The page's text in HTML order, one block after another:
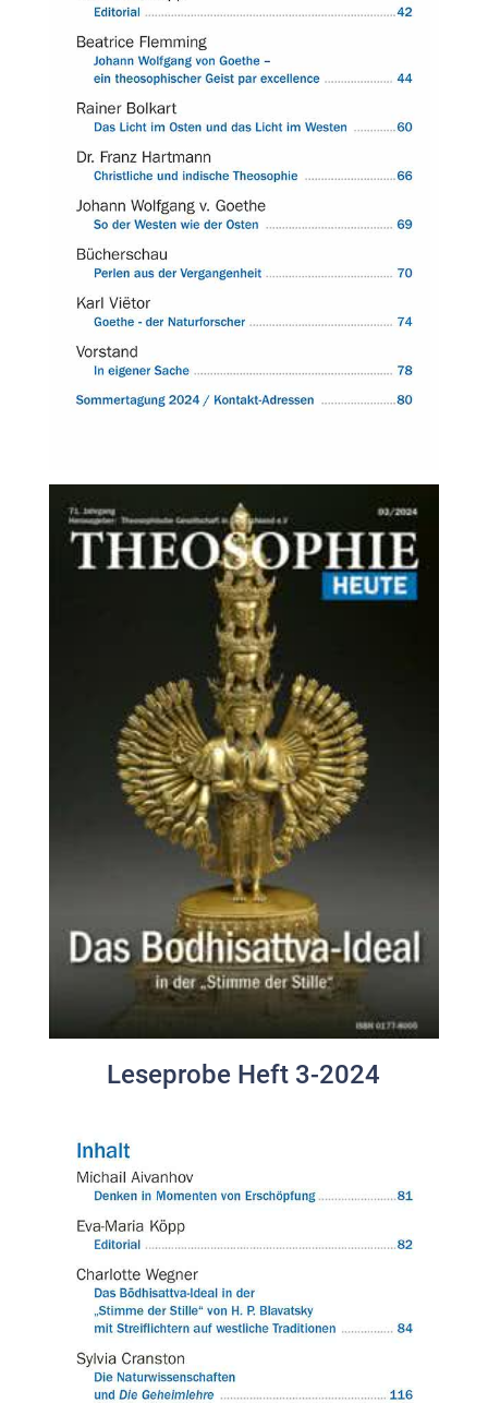
Leseprobe Heft 3-2024